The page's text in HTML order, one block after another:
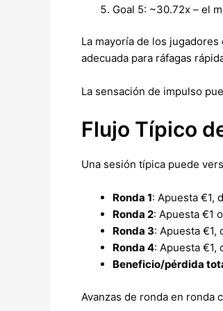
Goal 5: ~30.72x – el
La mayoría de los
adecuada para ráfagas
La sensación de impulso
Flujo Típico
Una sesión típica puede
Ronda 1: Apuesta €1,
Ronda 2: Apuesta €1
Ronda 3: Apuesta €1,
Ronda 4: Apuesta
Beneficio/pérdida
Avanzas de ronda en ronda